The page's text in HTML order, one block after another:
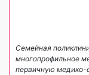
Семейная
многопрофильное
первичную